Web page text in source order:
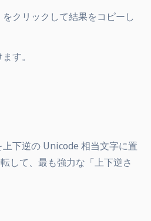
をクリックして結果をコピーし
す。
下逆の Unicode 相当文字に置
して、最も強力な「上下逆さ